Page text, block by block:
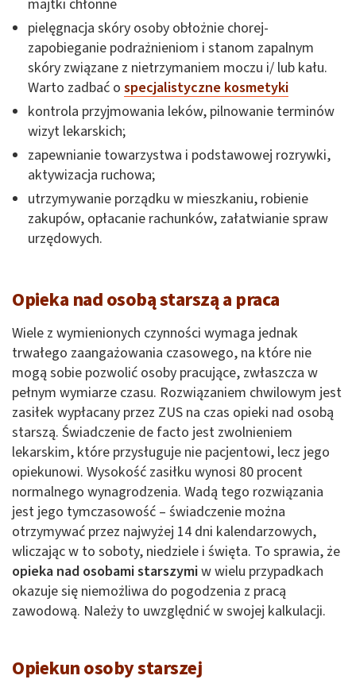
majtki chłonne
pielęgnacja skóry osoby obłożnie chorej-
zapobieganie podrażnieniom i stanom zapalnym
skóry związane z nietrzymaniem moczu i/ lub kału.
Warto zadbać o specjalistyczne kosmetyki
kontrola przyjmowania leków, pilnowanie terminów
wizyt lekarskich;
zapewnianie towarzystwa i podstawowej rozrywki,
aktywizacja ruchowa;
utrzymywanie porządku w mieszkaniu, robienie
zakupów, opłacanie rachunków, załatwianie spraw
urzędowych.
Opieka nad osobą starszą a praca
Wiele z wymienionych czynności wymaga jednak
trwałego zaangażowania czasowego, na które nie
mogą sobie pozwolić osoby pracujące, zwłaszcza w
pełnym wymiarze czasu. Rozwiązaniem chwilowym jest
zasiłek wypłacany przez ZUS na czas opieki nad osobą
starszą. Świadczenie de facto jest zwolnieniem
lekarskim, które przysługuje nie pacjentowi, lecz jego
opiekunowi. Wysokość zasiłku wynosi 80 procent
normalnego wynagrodzenia. Wadą tego rozwiązania
jest jego tymczasowość – świadczenie można
otrzymywać przez najwyżej 14 dni kalendarzowych,
wliczając w to soboty, niedziele i święta. To sprawia, że
opieka nad osobami starszymiw wielu przypadkach
okazuje się niemożliwa do pogodzenia z pracą
zawodową. Należy to uwzględnić w swojej kalkulacji.
Opiekun osoby starszej